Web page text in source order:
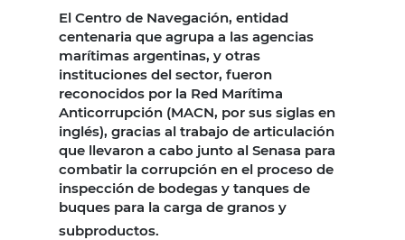
El Centro de Navegación, entidad
centenaria que agrupa a las agencias
marítimas argentinas, y otras
instituciones del sector, fueron
reconocidos por la Red Marítima
Anticorrupción (MACN, por sus siglas en
inglés), gracias al trabajo de articulación
que llevaron a cabo junto al Senasa para
combatir la corrupción en el proceso de
inspección de bodegas y tanques de
buques para la carga de granos y
subproductos.